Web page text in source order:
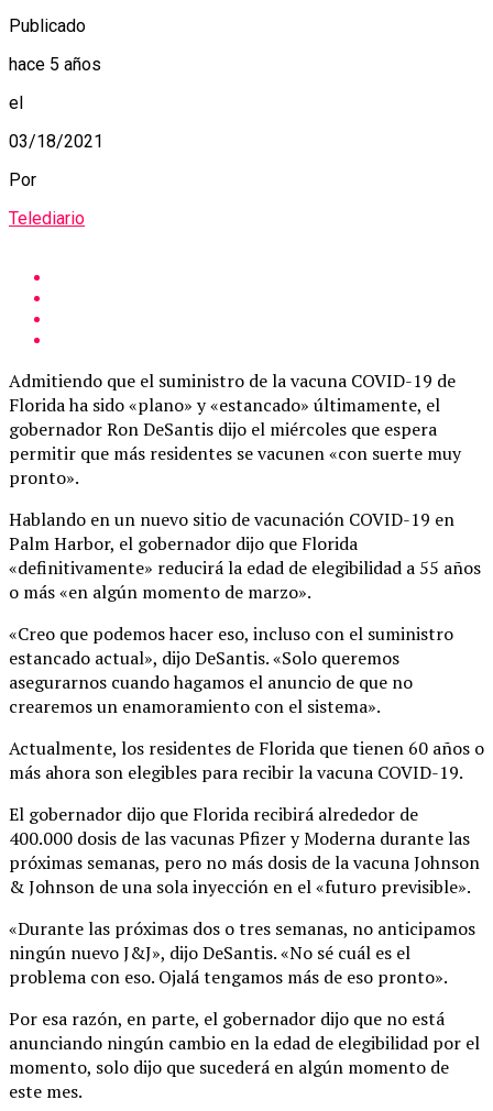
Publicado
hace 5 años
el
03/18/2021
Por
Telediario
Admitiendo que el suministro de la vacuna COVID-19 de
Florida ha sido «plano» y «estancado» últimamente, el
gobernador Ron DeSantis dijo el miércoles que espera
permitir que más residentes se vacunen «con suerte muy
pronto».
Hablando en un nuevo sitio de vacunación COVID-19 en
Palm Harbor, el gobernador dijo que Florida
«definitivamente» reducirá la edad de elegibilidad a 55 años
o más «en algún momento de marzo».
«Creo que podemos hacer eso, incluso con el suministro
estancado actual», dijo DeSantis. «Solo queremos
asegurarnos cuando hagamos el anuncio de que no
crearemos un enamoramiento con el sistema».
Actualmente, los residentes de Florida que tienen 60 años o
más ahora son elegibles para recibir la vacuna COVID-19.
El gobernador dijo que Florida recibirá alrededor de
400.000 dosis de las vacunas Pfizer y Moderna durante las
próximas semanas, pero no más dosis de la vacuna Johnson
& Johnson de una sola inyección en el «futuro previsible».
«Durante las próximas dos o tres semanas, no anticipamos
ningún nuevo J&J», dijo DeSantis. «No sé cuál es el
problema con eso. Ojalá tengamos más de eso pronto».
Por esa razón, en parte, el gobernador dijo que no está
anunciando ningún cambio en la edad de elegibilidad por el
momento, solo dijo que sucederá en algún momento de
este mes.